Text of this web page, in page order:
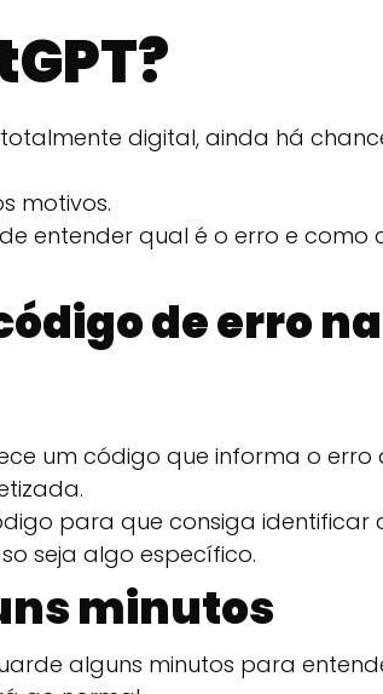
digital, ainda há
motivos.
entender qual é o erro e
de erro na
um código que informa o erro
para que consiga identificar
seja algo específico.
minutos
alguns minutos para